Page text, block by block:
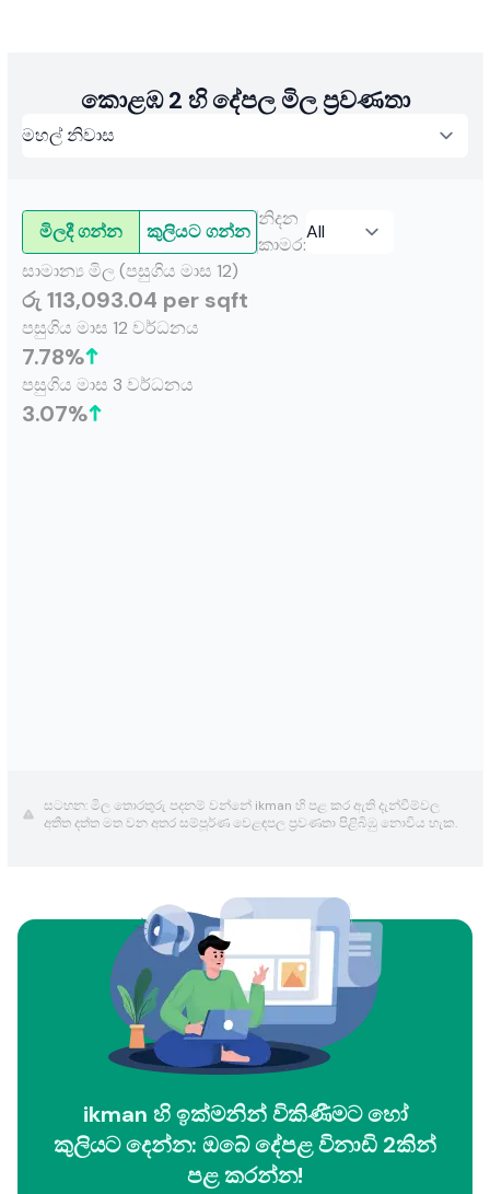
කොළඹ 2 හි දේපල මිල ප්‍රවණතා
මිලදී ගන්න කුලියට ගන්න
නිදන
කාමර:
සාමාන්‍ය මිල (පසුගිය මාස 12)
රු 113,093.04 per sqft
පසුගිය මාස 12 වර්ධනය
7.78%
පසුගිය මාස 3 වර්ධනය
3.07%
සටහන: මිල තොරතුරු පදනම් වන්නේ ikman හි පළ කර ඇති දැන්වීම්වල
අතීත දත්ත මත වන අතර සම්පූර්ණ වෙළඳපල ප්‍රවණතා පිළිබිඹු නොවිය හැක.
ikman හි ඉක්මනින් විකිණීමට හෝ
කුලියට දෙන්න: ඔබේ දේපළ විනාඩි 2කින්
පළ කරන්න!